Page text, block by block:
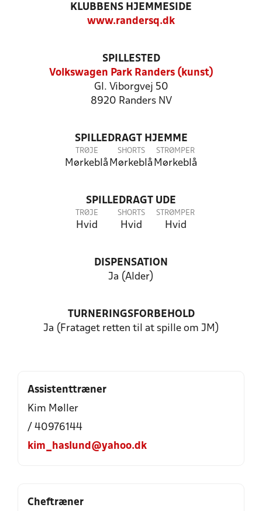
KLUBBENS HJEMMESIDE
www.randersq.dk
SPILLESTED
Volkswagen Park Randers (kunst)
Gl. Viborgvej 50
8920 Randers NV
SPILLEDRAGT HJEMME
TRØJE
Mørkeblå
SHORTS
Mørkeblå
STRØMPER
Mørkeblå
SPILLEDRAGT UDE
TRØJE
Hvid
SHORTS
Hvid
STRØMPER
Hvid
DISPENSATION
Ja (Alder)
TURNERINGSFORBEHOLD
Ja (Frataget retten til at spille om JM)
Assistenttræner
Kim Møller
/ 40976144
kim_haslund@yahoo.dk
Cheftræner